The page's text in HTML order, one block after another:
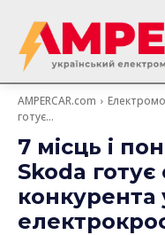
AMPERCAR.com
готує...
7 місць і
Skoda
конкурента